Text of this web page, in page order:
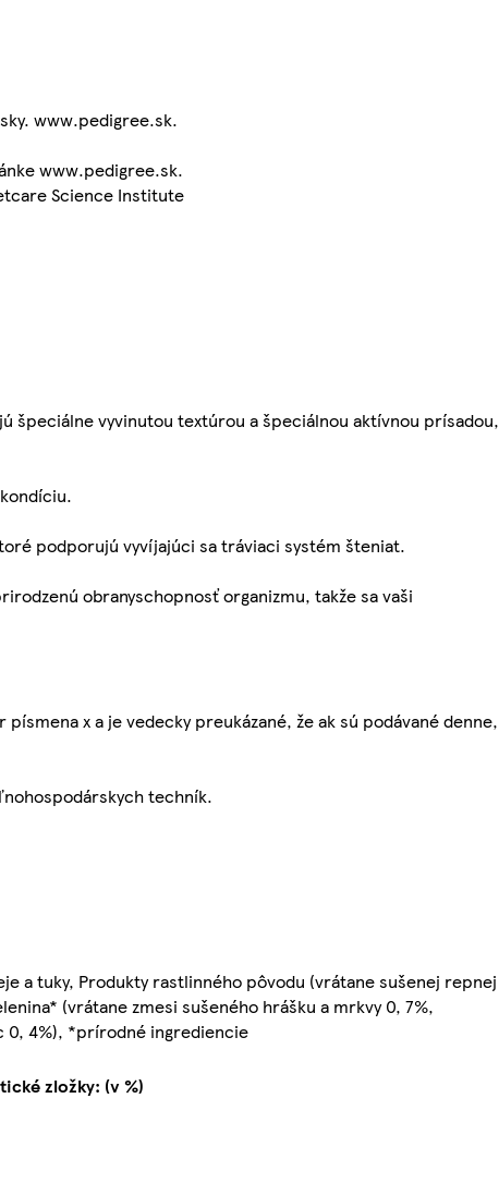
www.pedigree.sk.
www.pedigree.sk.
Science Institute
špeciálne vyvinutou textúrou a špeciálnou aktívnou prísadou,
podporujú vyvíjajúci sa tráviaci systém šteniat.
obranyschopnosť organizmu, takže sa vaši
x a je vedecky preukázané, že ak sú podávané denne,
techník.
a tuky, Produkty rastlinného pôvodu (vrátane sušenej repnej
(vrátane zmesi sušeného hrášku a mrkvy 0, 7%,
0, 4%), *prírodné ingrediencie
zložky: (v %)